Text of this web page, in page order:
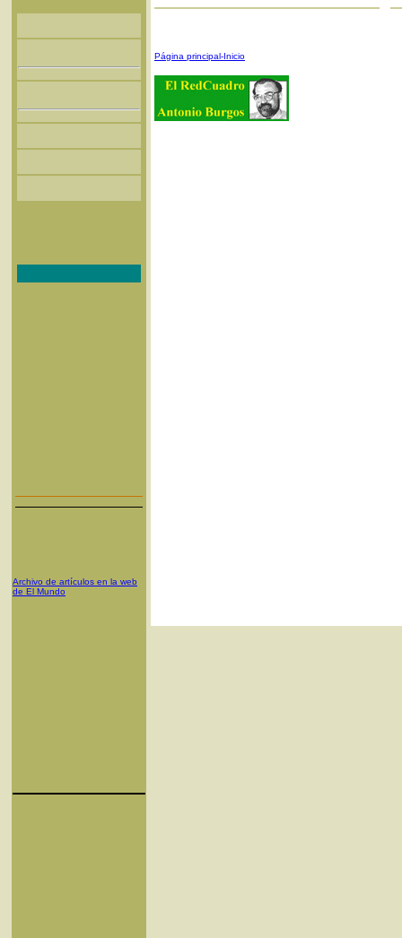
Archivo de artículos en la web
de El Mundo
Página principal-Inicio